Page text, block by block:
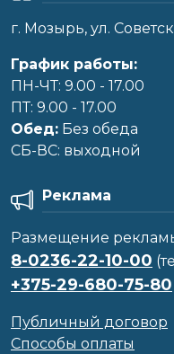
г. Мозырь, ул.
График работы:
ПН-ЧТ: 9.00 - 17.00
ПТ: 9.00 - 17.00
Обед: Без обеда
CБ-ВС: выходной
Реклама
Размещение
8-0236-22-10-00
+375-29-680-75-80
Публичный договор
Способы оплаты